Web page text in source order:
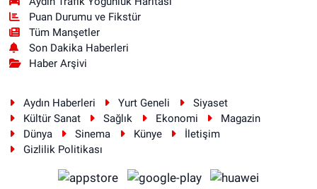
Puan Durumu ve Fikstür
Tüm Manşetler
Son Dakika Haberleri
Haber Arşivi
Aydın Haberleri Yurt Geneli
Siyaset
Kültür Sanat
Sağlık Ekonomi
Magazin
Dünya
Sinema Künye
İletişim
Gizlilik Politikası